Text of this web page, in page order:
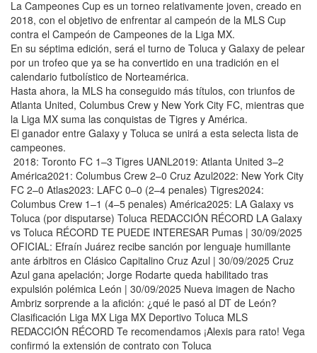
La Campeones Cup es un torneo relativamente joven, creado en
2018, con el objetivo de enfrentar al campeón de la MLS Cup
contra el Campeón de Campeones de la Liga MX.
En su séptima edición, será el turno de Toluca y Galaxy de pelear
por un trofeo que ya se ha convertido en una tradición en el
calendario futbolístico de Norteamérica.
Hasta ahora, la MLS ha conseguido más títulos, con triunfos de
Atlanta United, Columbus Crew y New York City FC, mientras que
la Liga MX suma las conquistas de Tigres y América.
El ganador entre Galaxy y Toluca se unirá a esta selecta lista de
campeones.
2018: Toronto FC 1–3 Tigres UANL2019: Atlanta United 3–2
América2021: Columbus Crew 2–0 Cruz Azul2022: New York City
FC 2–0 Atlas2023: LAFC 0–0 (2–4 penales) Tigres2024:
Columbus Crew 1–1 (4–5 penales) América2025: LA Galaxy vs
Toluca (por disputarse) Toluca REDACCIÓN RÉCORD LA Galaxy
vs Toluca RÉCORD TE PUEDE INTERESAR Pumas | 30/09/2025
OFICIAL: Efraín Juárez recibe sanción por lenguaje humillante
ante árbitros en Clásico Capitalino Cruz Azul | 30/09/2025 Cruz
Azul gana apelación; Jorge Rodarte queda habilitado tras
expulsión polémica León | 30/09/2025 Nueva imagen de Nacho
Ambriz sorprende a la afición: ¿qué le pasó al DT de León?
Clasificación Liga MX Liga MX Deportivo Toluca MLS
REDACCIÓN RÉCORD Te recomendamos ¡Alexis para rato! Vega
confirmó la extensión de contrato con Toluca